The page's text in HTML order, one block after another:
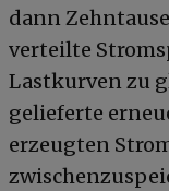
dann
verteilte
Lastkurven zu
gelieferte
erzeugten